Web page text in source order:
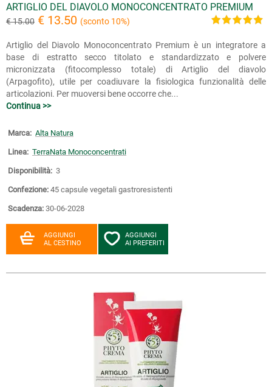
ARTIGLIO DEL DIAVOLO MONOCONCENTRATO PREMIUM
€ 15.00 € 13.50 (sconto 10%)
Artiglio del Diavolo Monoconcentrato Premium è un integratore a
base di estratto secco titolato e standardizzato e polvere
micronizzata (fitocomplesso totale) di Artiglio del diavolo
(Arpagofito), utile per coadiuvare la fisiologica funzionalità delle
articolazioni. Per muoversi bene occorre che...
Continua >>
Marca: Alta Natura
Linea: TerraNata Monoconcentrati
Disponibilità: 3
Confezione: 45 capsule vegetali gastroresistenti
Scadenza: 30-06-2028
AGGIUNGI
AL CESTINO
AGGIUNGI
AI PREFERITI